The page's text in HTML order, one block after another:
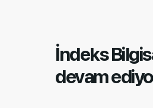
İndeks
devam